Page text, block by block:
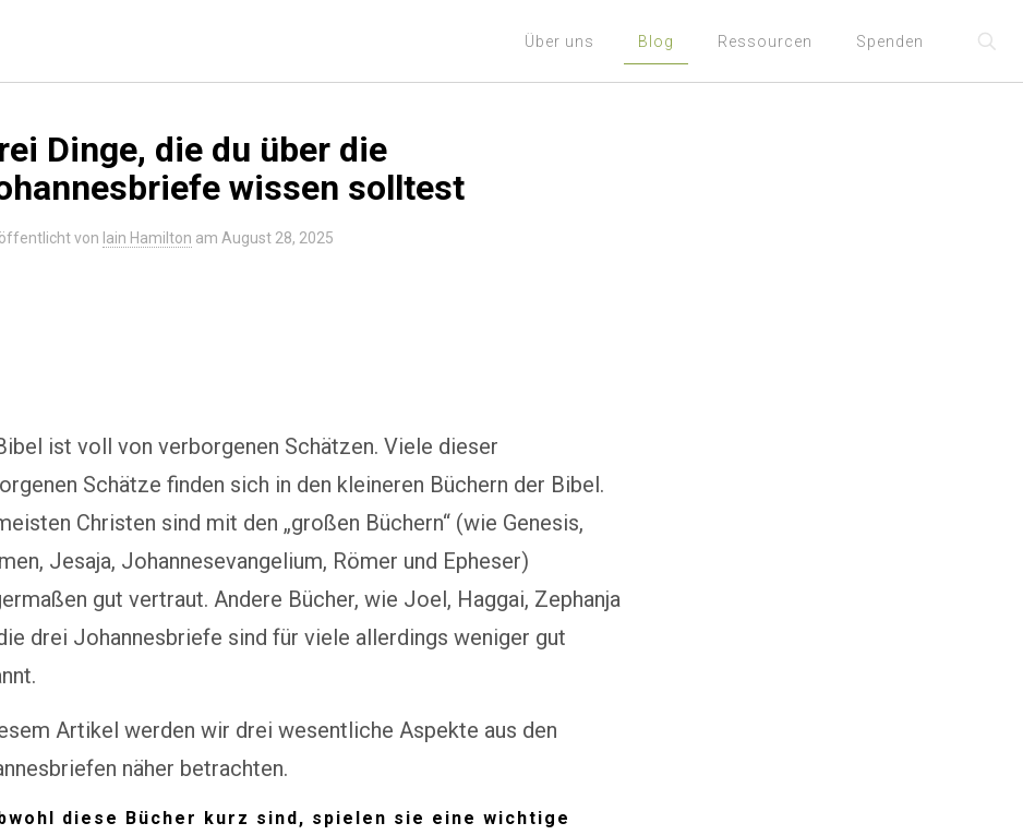
Über uns Blog Ressourcen Spenden
Dinge, die du über die
wissen solltest
von Iain Hamilton am August 28, 2025
ist voll von verborgenen Schätzen. Viele dieser
Schätze finden sich in den kleineren Büchern der Bibel.
Christen sind mit den „großen Büchern“ (wie Genesis,
Jesaja, Johannesevangelium, Römer und Epheser)
gut vertraut. Andere Bücher, wie Joel, Haggai, Zephanja
drei Johannesbriefe sind für viele allerdings weniger gut
Artikel werden wir drei wesentliche Aspekte aus den
näher betrachten.
diese Bücher kurz sind, spielen sie eine wichtige